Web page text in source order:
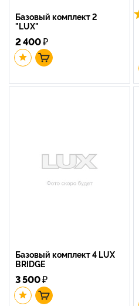
Базовый комплект 2
"LUX"
2 400₽
Базовый комплект 4 LUX
BRIDGE
3 500₽